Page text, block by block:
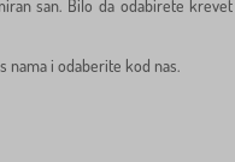
san. Bilo da odabirete
nama i odaberite kod nas.